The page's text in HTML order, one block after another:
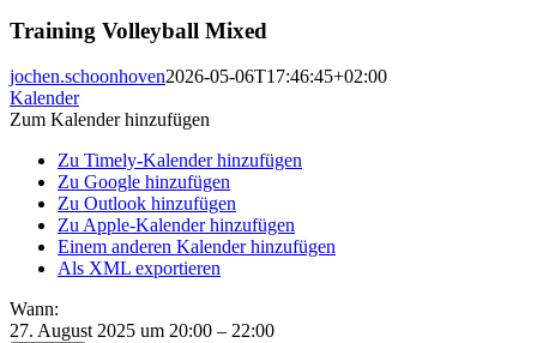
Training Volleyball Mixed
jochen.schoonhoven2026-05-06T17:46:45+02:00
Kalender
Zum Kalender hinzufügen
Zu Timely-Kalender hinzufügen
Zu Google hinzufügen
Zu Outlook hinzufügen
Zu Apple-Kalender hinzufügen
Einem anderen Kalender hinzufügen
Als XML exportieren
Wann:
27. August 2025 um 20:00 – 22:00